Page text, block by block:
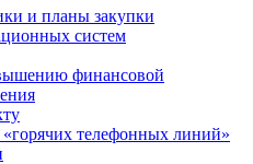
и планы закупки
систем
финансовой
телефонных линий»